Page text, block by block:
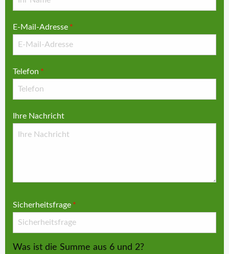
E-Mail-Adresse *
Telefon *
Ihre Nachricht
Sicherheitsfrage *
Was ist die Summe aus 6 und 2?